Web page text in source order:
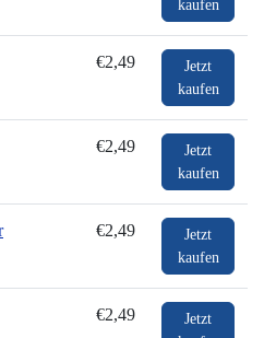
kaufen
€2,49
Jetzt
kaufen
€2,49
Jetzt
kaufen
€2,49
Jetzt
kaufen
€2,49
Jetzt